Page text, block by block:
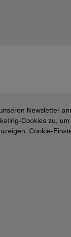
Newsletter
Cookies zu, um
Cookie-